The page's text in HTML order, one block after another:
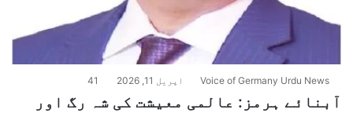
Voice of Germany Urdu News اپریل 11, 2026 41
آبنائے ہرمز: عالمی معیشت کی شہ رگ اور